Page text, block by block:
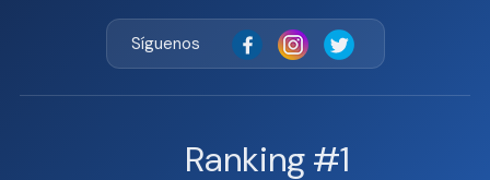
Síguenos
Ranking #1